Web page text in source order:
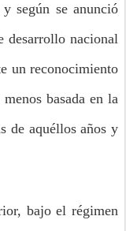
según se anunció
desarrollo nacional
un reconocimiento
basada en la
de aquéllos años y
bajo el régimen